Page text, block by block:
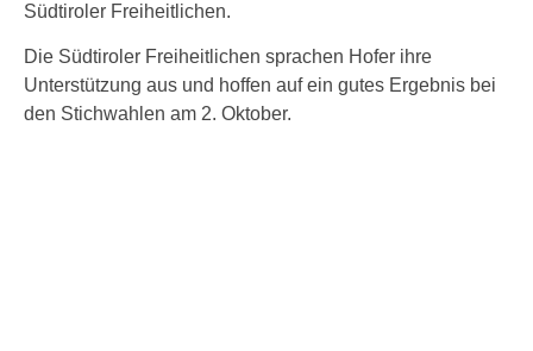
Südtiroler Freiheitlichen.
Die Südtiroler Freiheitlichen sprachen Hofer ihre
Unterstützung aus und hoffen auf ein gutes Ergebnis bei
den Stichwahlen am 2. Oktober.